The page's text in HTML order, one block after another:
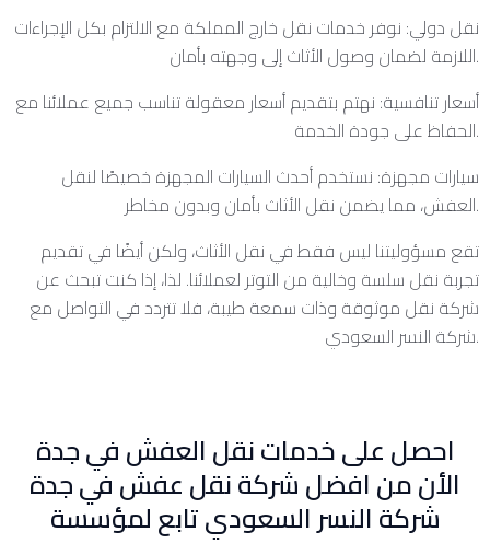
نقل دولي: نوفر خدمات نقل خارج المملكة مع الالتزام بكل الإجراءات
اللازمة لضمان وصول الأثاث إلى وجهته بأمان.
أسعار تنافسية: نهتم بتقديم أسعار معقولة تناسب جميع عملائنا مع
الحفاظ على جودة الخدمة.
سيارات مجهزة: نستخدم أحدث السيارات المجهزة خصيصًا لنقل
العفش، مما يضمن نقل الأثاث بأمان وبدون مخاطر.
تقع مسؤوليتنا ليس فقط في نقل الأثاث، ولكن أيضًا في تقديم
تجربة نقل سلسة وخالية من التوتر لعملائنا. لذا، إذا كنت تبحث عن
شركة نقل موثوقة وذات سمعة طيبة، فلا تتردد في التواصل مع
شركة النسر السعودي.
احصل على خدمات نقل العفش في جدة
الأن من افضل شركة نقل عفش في جدة
شركة النسر السعودي تابع لمؤسسة